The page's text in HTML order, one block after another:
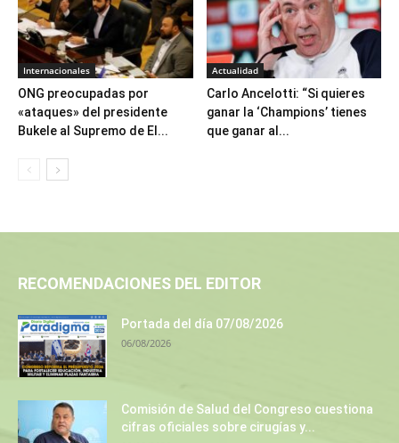
Internacionales
ONG preocupadas por
«ataques» del presidente
Bukele al Supremo de El...
Actualidad
Carlo Ancelotti: “Si quieres
ganar la ‘Champions’ tienes
que ganar al...
RECOMENDACIONES DEL EDITOR
Portada del día 07/08/2026
06/08/2026
Comisión de Salud del Congreso cuestiona
cifras oficiales sobre cirugías y...